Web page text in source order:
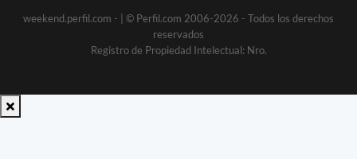
weekend.perfil.com -
| © Perfil.com 2006-2026 - Todos los derechos
reservados
Registro de Propiedad Intelectual: Nro.